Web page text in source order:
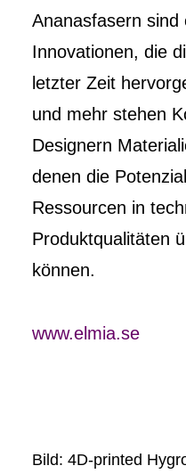
Ananasfasern sind
Innovationen, die
letzter Zeit
und mehr stehen
Designern
denen die
Ressourcen in
Produktqualitäten
können.
www.elmia.se
Bild: 4D-printed